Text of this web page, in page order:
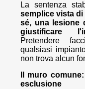
La sentenza
semplice vista
sé, una lesione
giustificare
Pretendere
qualsiasi
non trova alcun
Il muro
esclusione